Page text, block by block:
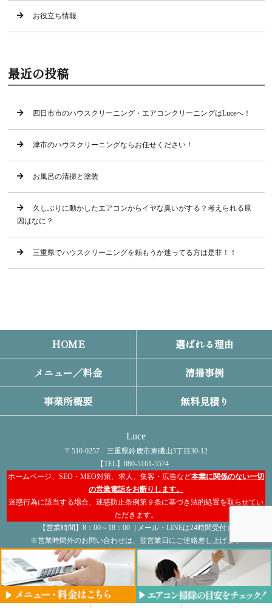
お役立ち情報
最近の投稿
四日市市のハウスクリーニング・エアコンクリーニングはLuceへ！
津市のハウスクリーニングならお任せください！
お風呂の清掃と塗装
久しぶりに動かしたエアコンからイヤな臭いがする？考えられる原
因はなに？
三重県でハウスクリーニングを頼もうか迷ってる方は是非！！
HOME
選ばれる理由
メニュー／料金
清掃事例
事業所概要
無料見積り
Luce
〒510-0257 三重県鈴鹿市東磯山3丁目30-12
【TEL】080-5161-5574
ホームページ、SEO・MEO対策、求人、集客・広告など本業に関係のない一切
の営業電話をお断りします。
迷惑行為に該当する場合、迷惑防止条例第９条に基づき法的処置を取らせてい
ただきます。
【営業時間】8：00～18：00（メール・LINEは24時間受付）
※営業時間外のお問い合わせは、翌営業日にご連絡差し上げます
【定休日】不定休
COPYRIGHT © Luce All rights reserved.